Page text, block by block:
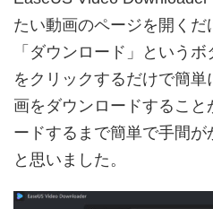
たい動画のページを開く
「ダウンロード」という
をクリックするだけで簡
画をダウンロードすること
ードするまで簡単で手間
と思いました。